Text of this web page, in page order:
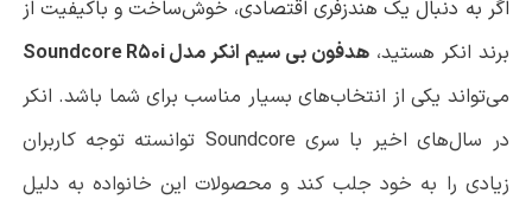
اگر به دنبال یک هندزفری اقتصادی، خوش‌ساخت و باکیفیت از
برند انکر هستید،هدفون بی سیم انکر مدل Soundcore R50i
می‌تواند یکی از انتخاب‌های بسیار مناسب برای شما باشد. انکر
در سال‌های اخیر با سری Soundcore توانسته توجه کاربران
زیادی را به خود جلب کند و محصولات این خانواده به دلیل